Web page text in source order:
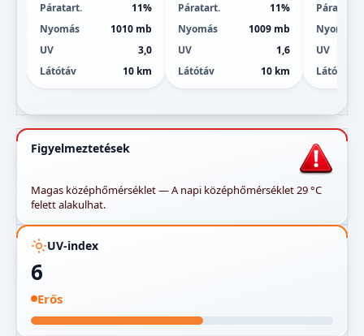
Páratart.
11%
Nyomás
1010 mb
UV
3,0
Látótáv
10 km
Páratart.
11%
Nyomás
1009 mb
UV
1,6
Látótáv
10 km
Páratart.
Nyomás
UV
Látótáv
Figyelmeztetések
Magas középhőmérséklet — A napi középhőmérséklet 29 °C
felett alakulhat.
UV-index
6
Erős